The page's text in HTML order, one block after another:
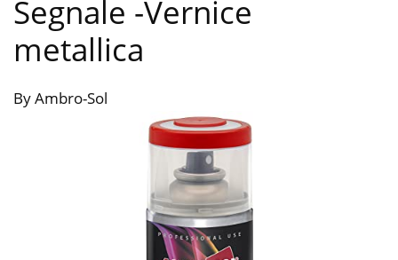
Segnale -Vernice
metallica
By Ambro-Sol